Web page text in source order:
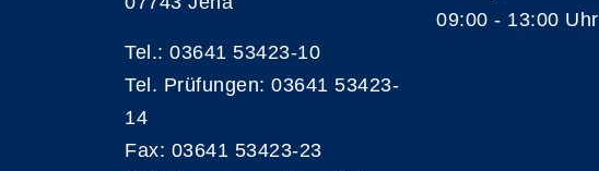
Tel.: 03641 53423-10
Tel. Prüfungen: 03641 53423-
14
Fax: 03641 53423-23
09:00 - 13:00 Uhr